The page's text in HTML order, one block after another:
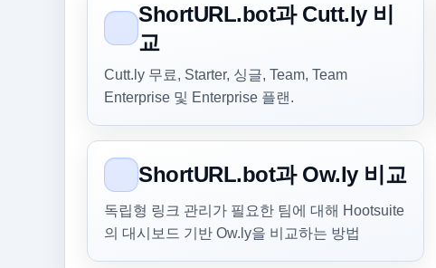
ShortURL.bot과 Cutt.ly 비
교
Cutt.ly 무료, Starter, 싱글, Team, Team
Enterprise 및 Enterprise 플랜.
ShortURL.bot과 Ow.ly 비교
독립형 링크 관리가 필요한 팀에 대해 Hootsuite
의 대시보드 기반 Ow.ly을 비교하는 방법